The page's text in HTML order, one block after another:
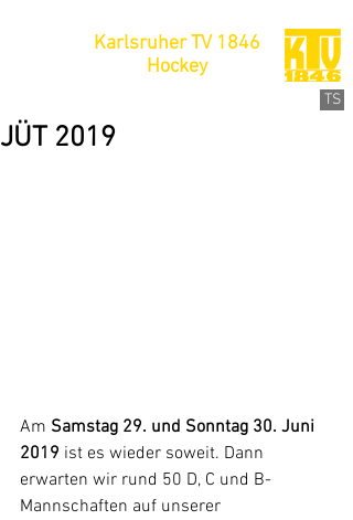
Karlsruher TV 1846
Hockey
TS
JÜT 2019
Am Samstag 29. und Sonntag 30. Juni
2019 ist es wieder soweit. Dann
erwarten wir rund 50 D, C und B-
Mannschaften auf unserer